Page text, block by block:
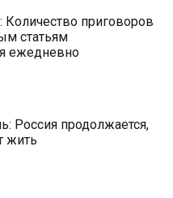
приговоров
статьям
ежедневно
Россия продолжается,
жить